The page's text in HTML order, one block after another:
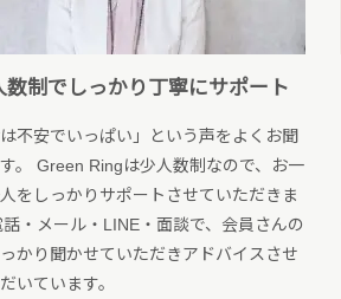
数制でしっかり丁寧にサポート
は不安でいっぱい」という声をよくお聞
。 Green Ringは少人数制なので、お一
をしっかりサポートさせていただきま
・メール・LINE・面談で、会員さんの
かり聞かせていただきアドバイスさせ
いています。